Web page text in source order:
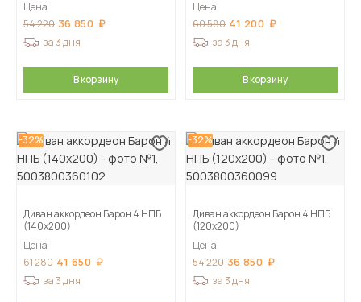
Цена
54 220 36 850
за 3 дня
В корзину
Цена
60 580 41 200
за 3 дня
В корзину
-32%
Диван аккордеон Барон 4 НПБ
(140х200)
Цена
61 280 41 650
за 3 дня
-32%
Диван аккордеон Барон 4 НПБ
(120х200)
Цена
54 220 36 850
за 3 дня